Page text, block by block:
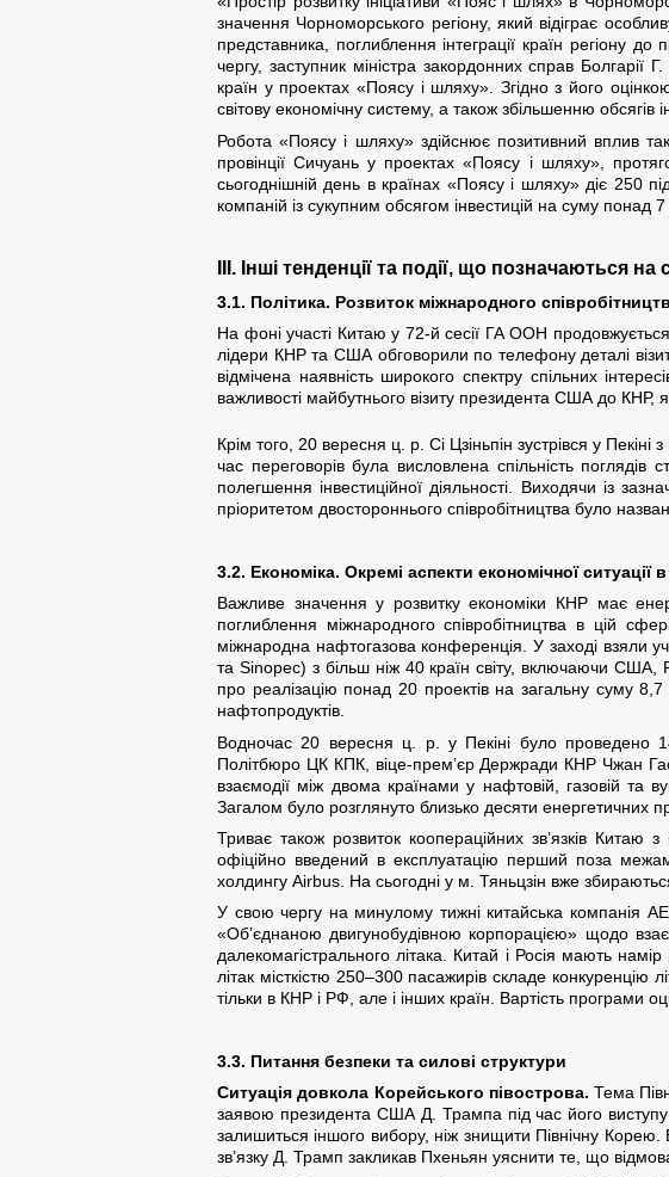
значення Чорноморського регіону, який відіграє
представника, поглиблення інтеграції країн регіону
чергу, заступник міністра закордонних справ
країн у проектах «Поясу і шляху». Згідно з його
світову економічну систему, а також збільшенню обсягів
Робота «Поясу і шляху» здійснює позитивний вплив
провінції Сичуань у проектах «Поясу і шляху»,
сьогоднішній день в країнах «Поясу і шляху» діє 250
компаній із сукупним обсягом інвестицій на суму
ІІІ. Інші тенденції та події, що позначаються
3.1. Політика. Розвиток міжнародного
На фоні участі Китаю у 72-й сесії ГА ООН
лідери КНР та США обговорили по телефону деталі
відмічена наявність широкого спектру спільних
важливості майбутнього візиту президента США до КНР,
Крім того, 20 вересня ц. р. Сі Цзіньпін зустрівся у
час переговорів була висловлена спільність поглядів
полегшення інвестиційної діяльності. Виходячи із
пріоритетом двостороннього співробітництва було
3.2. Економіка. Окремі аспекти економічної ситуації
Важливе значення у розвитку економіки КНР має
поглиблення міжнародного співробітництва в цій
міжнародна нафтогазова конференція. У заході взяли
та Sinopec) з більш ніж 40 країн світу, включаючи США,
про реалізацію понад 20 проектів на загальну суму
нафтопродуктів.
Водночас 20 вересня ц. р. у Пекіні було проведено 14-
Політбюро ЦК КПК, віце-прем’єр Держради КНР Чжан
взаємодії між двома країнами у нафтовій, газовій та
Загалом було розглянуто близько десяти енергетичних
Триває також розвиток коопераційних зв’язків
офіційно введений в експлуатацію перший поза
холдингу Airbus. На сьогодні у м. Тяньцзін вже
У свою чергу на минулому тижні китайська компанія
«Об’єднаною двигунобудівною корпорацією» щодо
далекомагістрального літака. Китай і Росія мають
літак місткістю 250–300 пасажирів складе
тільки в КНР і РФ, але і інших країн. Вартість
3.3. Питання безпеки та силові структури
Ситуація довкола Корейського півострова. Тема
заявою президента США Д. Трампа під час його
залишиться іншого вибору, ніж знищити Північну
зв’язку Д. Трамп закликав Пхеньян уяснити те, що